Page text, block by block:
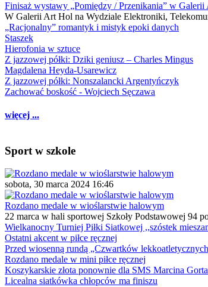
Finisaż wystawy „Pomiędzy / Przenikania” w
W Galerii Art Hol na Wydziale Elektroniki,
„Racjonalny” romantyk i mistyk epoki danych
Staszek
Hierofonia w sztuce
Z jazzowej półki: Dziki geniusz – Charles Mingus
Magdalena Heyda-Usarewicz
Z jazzowej półki: Nonszalancki Argentyńczyk
Zachować boskość - Wojciech Sęczawa
więcej ...
Sport w szkole
sobota, 30 marca 2024 16:46
Rozdano medale w wioślarstwie halowym
22 marca w hali sportowej Szkoły Podstawowej 94
Wielkanocny Turniej Piłki Siatkowej ,,szóstek
Ostatni akcent w piłce ręcznej
Przed wiosenną rundą „Czwartków
Rozdano medale w mini piłce ręcznej
Koszykarskie złota ponownie dla SMS Marcina
Licealna siatkówka chłopców ma finiszu